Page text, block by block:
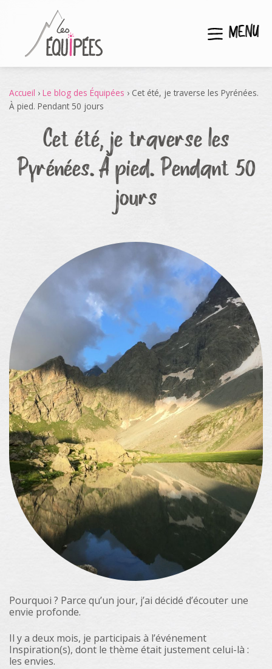
MENU
Accueil › Le blog des Équipées › Cet été, je traverse les Pyrénées.
À pied. Pendant 50 jours
Cet été, je traverse les
Pyrénées. À pied. Pendant 50
jours
Pourquoi ? Parce qu’un jour, j’ai décidé d’écouter une
envie profonde.
Il y a deux mois, je participais à l’événement
Inspiration(s), dont le thème était justement celui-là :
les envies.